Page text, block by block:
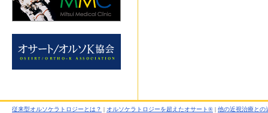
従来型オルソケラトロジーとは？ | オルソケラトロジーを超えたオサート® | 他の近視治療との